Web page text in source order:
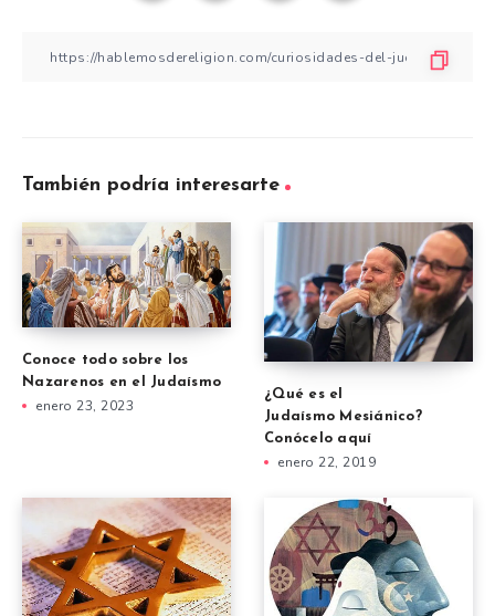
También podría interesarte
Conoce todo sobre los
Nazarenos en el Judaísmo
enero 23, 2023
¿Qué es el
Judaísmo Mesiánico?
Conócelo aquí
enero 22, 2019